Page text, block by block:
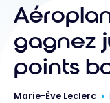
gagnez
points
Marie-Ève Leclerc